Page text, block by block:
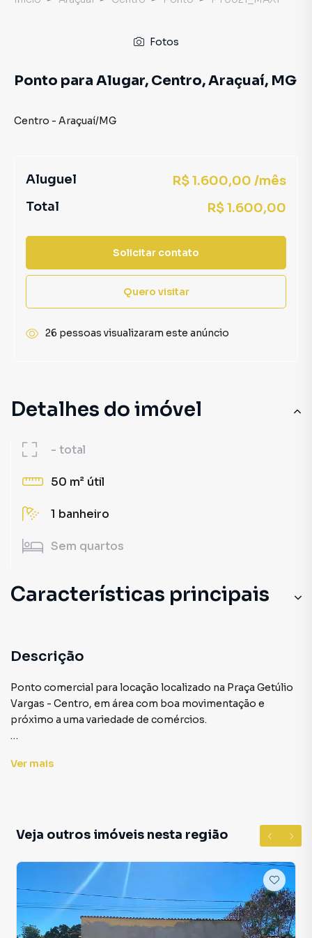
Detalhes do imóvel
- total
50 m² útil
1 banheiro
Sem quartos
Características principais
Descrição
Ponto comercial para locação localizado na Praça Getúlio
Vargas - Centro, em área com boa movimentação e
próximo a uma variedade de comércios.
amplos e bem distribuídos, contando com:
- 1 banheiro
Uma boa opção para quem busca visibilidade e praticidade
para o seu negócio.
Ver mais
Veja outros imóveis nesta região
Fotos
Ponto para Alugar, Centro, Araçuaí, MG
Centro - Araçuaí/MG
Aluguel
R$ 1.600,00 /mês
Total
R$ 1.600,00
Solicitar contato
Quero visitar
26 pessoas visualizaram este anúncio